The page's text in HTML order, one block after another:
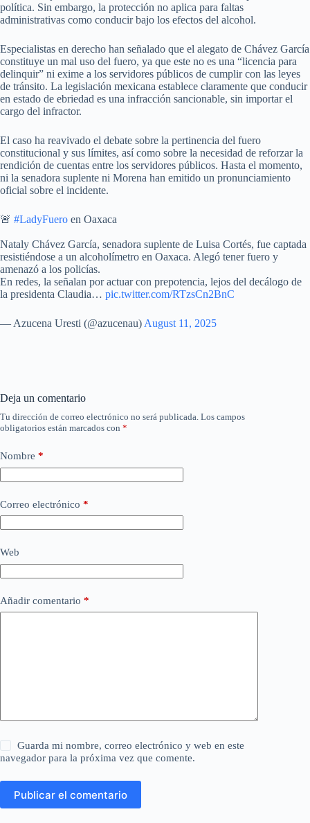
política. Sin embargo, la protección no aplica para faltas
administrativas como conducir bajo los efectos del alcohol.
Especialistas en derecho han señalado que el alegato de Chávez García
constituye un mal uso del fuero, ya que este no es una “licencia para
delinquir” ni exime a los servidores públicos de cumplir con las leyes
de tránsito. La legislación mexicana establece claramente que conducir
en estado de ebriedad es una infracción sancionable, sin importar el
cargo del infractor.
El caso ha reavivado el debate sobre la pertinencia del fuero
constitucional y sus límites, así como sobre la necesidad de reforzar la
rendición de cuentas entre los servidores públicos. Hasta el momento,
ni la senadora suplente ni Morena han emitido un pronunciamiento
oficial sobre el incidente.
🚨 #LadyFuero en Oaxaca
Nataly Chávez García, senadora suplente de Luisa Cortés, fue captada
resistiéndose a un alcoholímetro en Oaxaca. Alegó tener fuero y
amenazó a los policías.
En redes, la señalan por actuar con prepotencia, lejos del decálogo de
la presidenta Claudia… pic.twitter.com/RTzsCn2BnC
— Azucena Uresti (@azucenau) August 11, 2025
Deja un comentario
Tu dirección de correo electrónico no será publicada. Los campos
obligatorios están marcados con *
Nombre *
Correo electrónico *
Web
Añadir comentario *
Guarda mi nombre, correo electrónico y web en este
navegador para la próxima vez que comente.
Publicar el comentario